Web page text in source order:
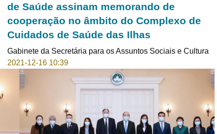
de Saúde assinam memorando de
cooperação no âmbito do Complexo de
Cuidados de Saúde das Ilhas
Gabinete da Secretária para os Assuntos Sociais e Cultura
2021-12-16 10:39